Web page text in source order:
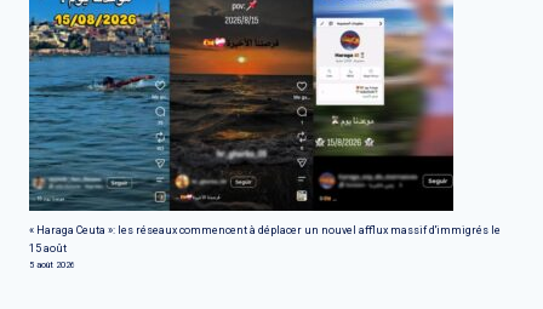
« Haraga Ceuta »: les réseaux commencent à déplacer un nouvel afflux massif d'immigrés le
15 août
5 août 2026